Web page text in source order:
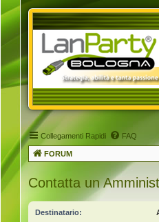
Collegamenti Rapidi FAQ
FORUM
Contatta un
Destinatario: